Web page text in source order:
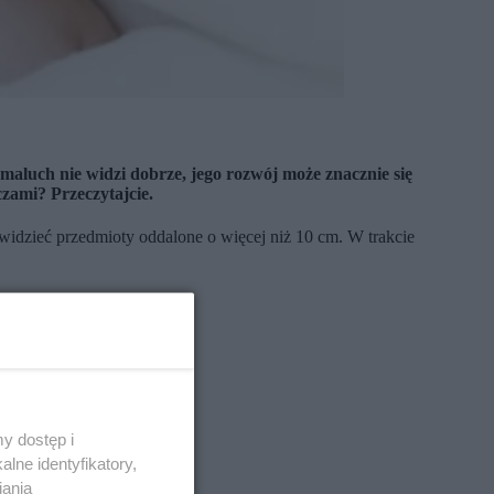
nie widzi dobrze, jego rozwój może znacznie się
Przeczytajcie.
przedmioty oddalone o więcej niż 10 cm. W trakcie
dostęp i
identyfikatory,